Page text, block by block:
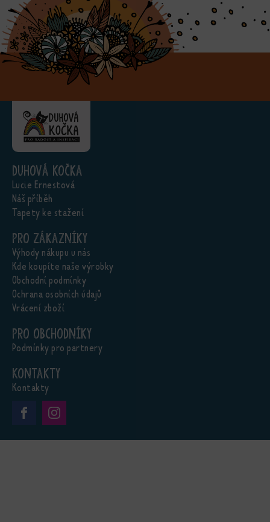
Duhová kočka
Lucie Ernestová
Náš příběh
Tapety ke stažení
Pro zákazníky
Výhody nákupu u nás
Kde koupíte naše výrobky
Obchodní podmínky
Ochrana osobních údajů
Vrácení zboží
Pro obchodníky
Podmínky pro partnery
Kontakty
Kontakty